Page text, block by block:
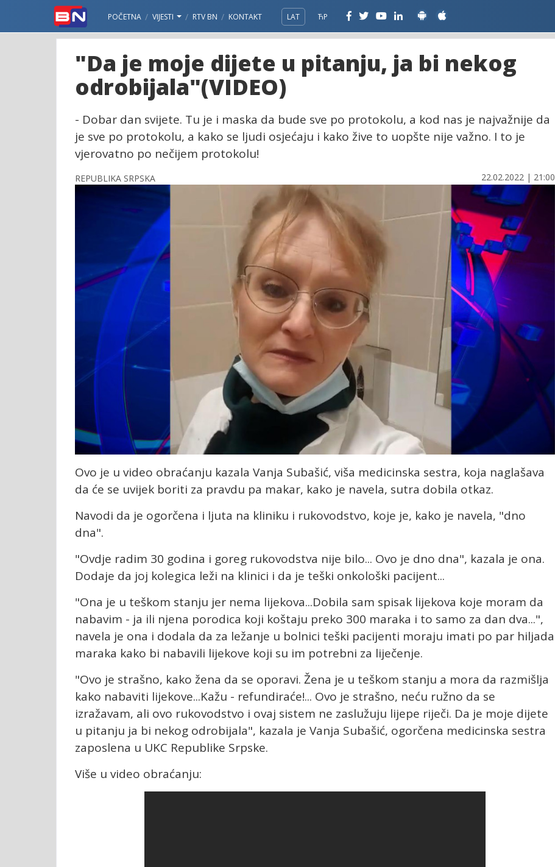
POČETNA VIJESTI RTV BN KONTAKT LAT ЋР
"Da je moje dijete u pitanju, ja bi nekog
odrobijala"(VIDEO)
- Dobar dan svijete. Tu je i maska da bude sve po protokolu, a kod nas je najvažnije da
je sve po protokolu, a kako se ljudi osjećaju i kako žive to uopšte nije važno. I to je
vjerovatno po nečijem protokolu!
REPUBLIKA SRPSKA 22.02.2022 | 21:00
Ovo je u video obraćanju kazala Vanja Subašić, viša medicinska sestra, koja naglašava
da će se uvijek boriti za pravdu pa makar, kako je navela, sutra dobila otkaz.
Navodi da je ogorčena i ljuta na kliniku i rukovodstvo, koje je, kako je navela, "dno
dna".
"Ovdje radim 30 godina i goreg rukovodstva nije bilo... Ovo je dno dna", kazala je ona.
Dodaje da joj kolegica leži na klinici i da je teški onkološki pacijent...
"Ona je u teškom stanju jer nema lijekova...Dobila sam spisak lijekova koje moram da
nabavim - ja ili njena porodica koji koštaju preko 300 maraka i to samo za dan dva...",
navela je ona i dodala da za ležanje u bolnici teški pacijenti moraju imati po par hiljada
maraka kako bi nabavili lijekove koji su im potrebni za liječenje.
"Ovo je strašno, kako žena da se oporavi. Žena je u teškom stanju a mora da razmišlja
kako nabaviti lijekove...Kažu - refundiraće!... Ovo je strašno, neću ružno da se
izražavam, ali ovo rukovodstvo i ovaj sistem ne zaslužuju lijepe riječi. Da je moje dijete
u pitanju ja bi nekog odrobijala", kazala je Vanja Subašić, ogorčena medicinska sestra
zaposlena u UKC Republike Srpske.
Više u video obraćanju: